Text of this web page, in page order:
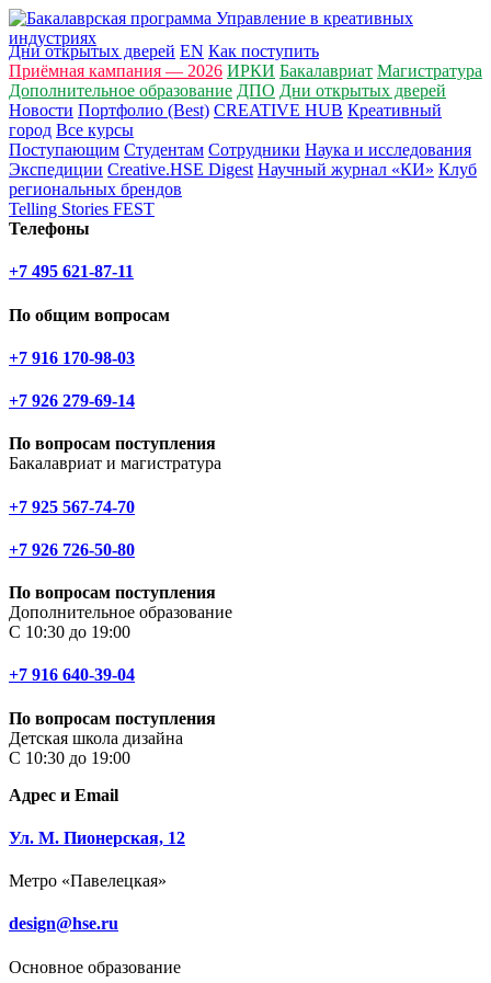
Дни открытых дверей EN Как поступить
Приёмная кампания — 2026 ИРКИ Бакалавриат Магистратура
Дополнительное образование ДПО Дни открытых дверей
Новости Портфолио (Best) CREATIVE HUB Креативный
город Все курсы
Поступающим Студентам Сотрудники Наука и исследования
Экспедиции Creative.HSE Digest Научный журнал «КИ» Клуб
региональных брендов
Telling Stories FEST
Телефоны
+7 495 621-87-11
По общим вопросам
+7 916 170-98-03
+7 926 279-69-14
По вопросам поступления
Бакалавриат и магистратура
+7 925 567-74-70
+7 926 726-50-80
По вопросам поступления
Дополнительное образование
С 10:30 до 19:00
+7 916 640-39-04
По вопросам поступления
Детская школа дизайна
С 10:30 до 19:00
Адрес и Email
Ул. М. Пионерская, 12
Метро «Павелецкая»
design@hse.ru
Основное образование